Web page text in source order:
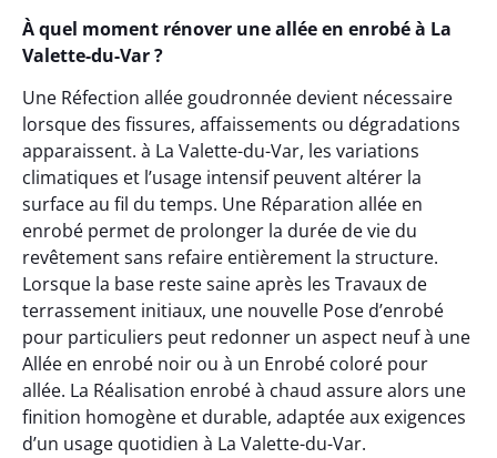
À quel moment rénover une allée en enrobé à La
Valette-du-Var ?
Une Réfection allée goudronnée devient nécessaire
lorsque des fissures, affaissements ou dégradations
apparaissent. à La Valette-du-Var, les variations
climatiques et l’usage intensif peuvent altérer la
surface au fil du temps. Une Réparation allée en
enrobé permet de prolonger la durée de vie du
revêtement sans refaire entièrement la structure.
Lorsque la base reste saine après les Travaux de
terrassement initiaux, une nouvelle Pose d’enrobé
pour particuliers peut redonner un aspect neuf à une
Allée en enrobé noir ou à un Enrobé coloré pour
allée. La Réalisation enrobé à chaud assure alors une
finition homogène et durable, adaptée aux exigences
d’un usage quotidien à La Valette-du-Var.